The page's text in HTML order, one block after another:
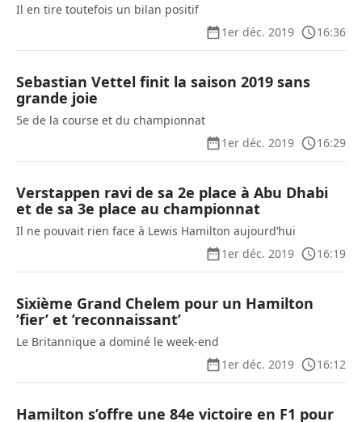
Il en tire toutefois un bilan positif
1er déc. 2019
16:36
Sebastian Vettel finit la saison 2019 sans
grande joie
5e de la course et du championnat
1er déc. 2019
16:29
Verstappen ravi de sa 2e place à Abu Dhabi
et de sa 3e place au championnat
Il ne pouvait rien face à Lewis Hamilton aujourd’hui
1er déc. 2019
16:19
Sixième Grand Chelem pour un Hamilton
’fier’ et ’reconnaissant’
Le Britannique a dominé le week-end
1er déc. 2019
16:12
Hamilton s’offre une 84e victoire en F1 pour